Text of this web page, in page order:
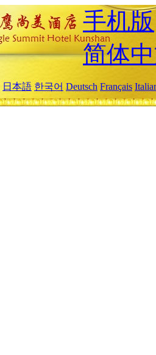
手机版
简体
日本語 한국어 Deutsch Français